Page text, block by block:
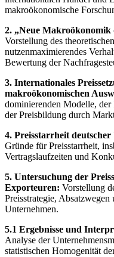
makroökonomische
2. „Neue
Vorstellung des
nutzenmaximierendes
Bewertung der
3. Internationales
makroökonomischen
dominierenden Modelle,
der Preisbildung durch
4. Preisstarrheit
Gründe für Preisstarrheit,
Vertragslaufzeiten und
5. Untersuchung der
Exporteuren: Vorstellung
Preisstrategie, Absatzwegen
Unternehmen.
5.1 Ergebnisse und
Analyse der
statistischen Homogenität